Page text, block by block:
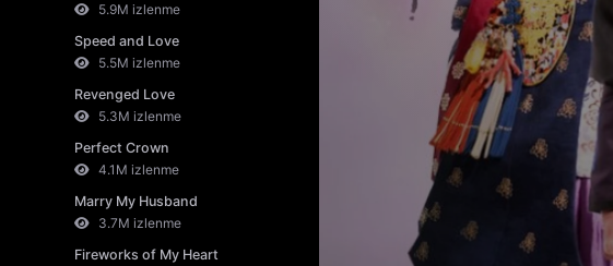
5.9M izlenme
Speed and Love
5.5M izlenme
Revenged Love
5.3M izlenme
Perfect Crown
4.1M izlenme
Marry My Husband
3.7M izlenme
Fireworks of My Heart